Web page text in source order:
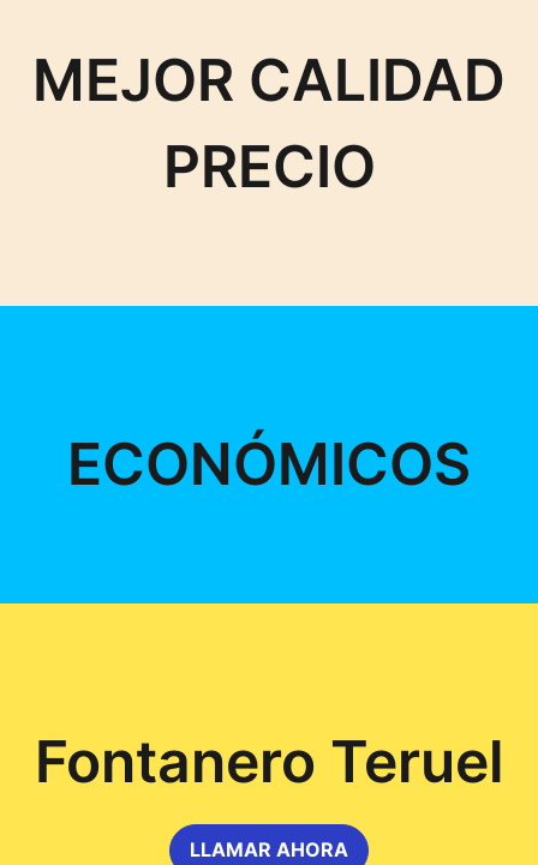
MEJOR CALIDAD
PRECIO
ECONÓMICOS
Fontanero Teruel
LLAMAR AHORA